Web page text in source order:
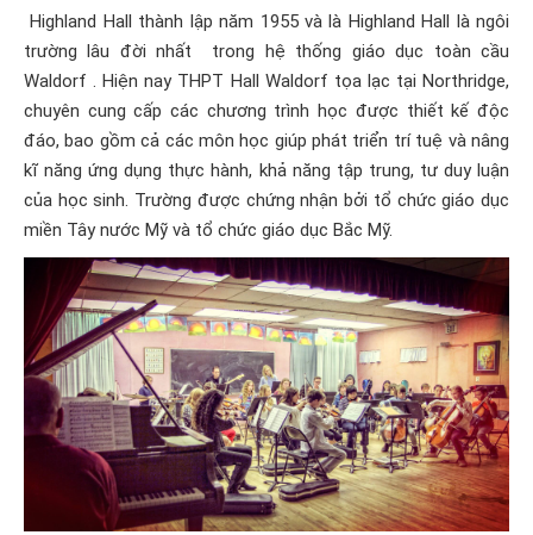
Highland Hall thành lập năm 1955 và là Highland Hall là ngôi
trường lâu đời nhất trong hệ thống giáo dục toàn cầu
Waldorf . Hiện nay THPT Hall Waldorf tọa lạc tại Northridge,
chuyên cung cấp các chương trình học được thiết kế độc
đáo, bao gồm cả các môn học giúp phát triển trí tuệ và nâng
kĩ năng ứng dụng thực hành, khả năng tập trung, tư duy luận
của học sinh. Trường được chứng nhận bởi tổ chức giáo dục
miền Tây nước Mỹ và tổ chức giáo dục Bắc Mỹ.